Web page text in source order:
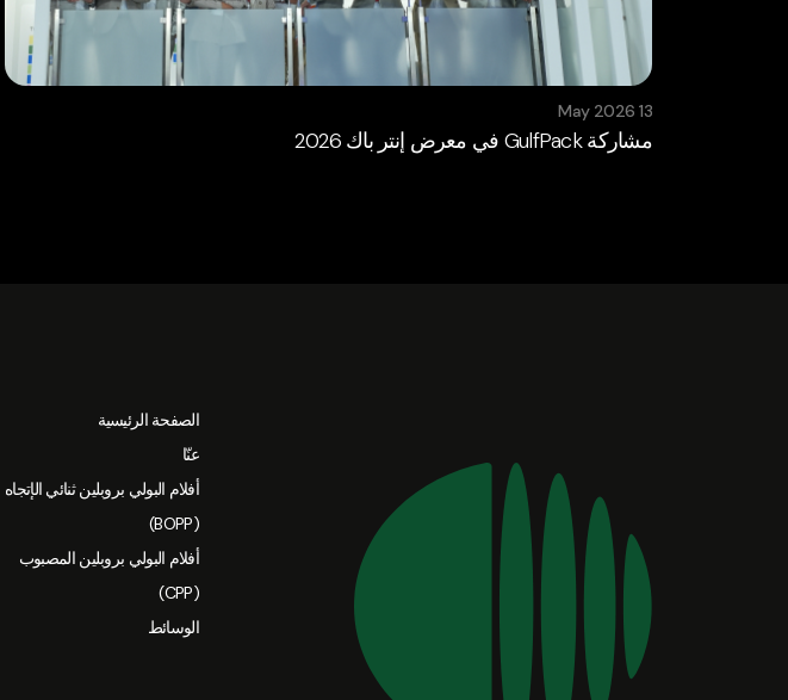
13 May 2026
مشاركة GulfPack في معرض إنتر باك 2026
الصفحة الرئيسية
عنّا
أفلام البولي بروبلين ثنائي الإتجاه
(BOPP)
أفلام البولي بروبلين المصبوب
(CPP)
الوسائط